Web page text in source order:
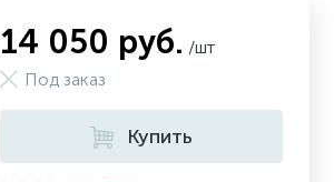
14 050 руб. /шт
Под заказ
Купить